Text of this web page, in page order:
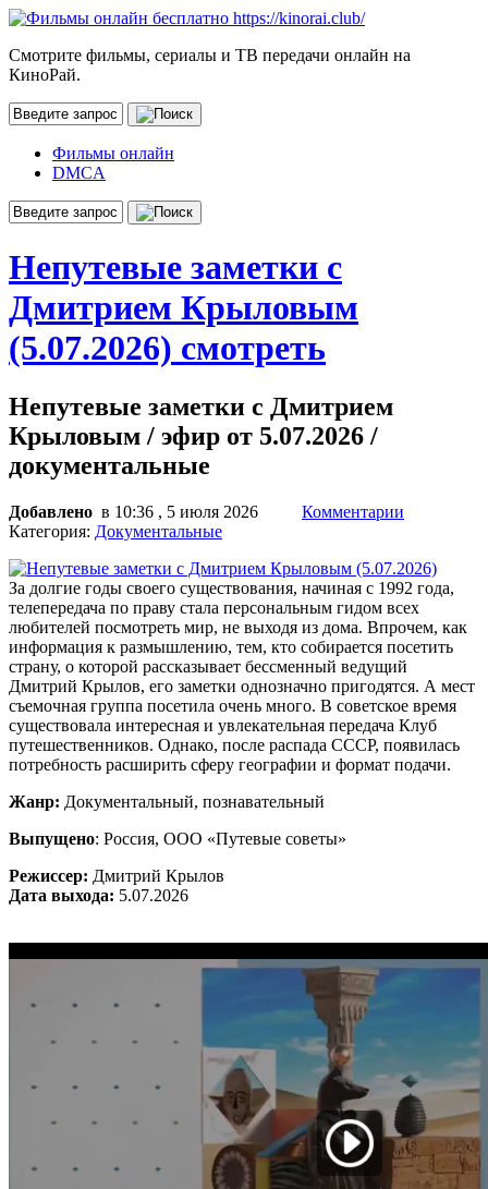
Смотрите фильмы, сериалы и ТВ передачи онлайн на
КиноРай.
Фильмы онлайн
DMCA
Непутевые заметки с
Дмитрием Крыловым
(5.07.2026) смотреть
Непутевые заметки с Дмитрием
Крыловым / эфир от 5.07.2026 /
документальные
Добавлено в 10:36 , 5 июля 2026
Комментарии
Категория: Документальные
За долгие годы своего существования, начиная с 1992 года,
телепередача по праву стала персональным гидом всех
любителей посмотреть мир, не выходя из дома. Впрочем, как
информация к размышлению, тем, кто собирается посетить
страну, о которой рассказывает бессменный ведущий
Дмитрий Крылов, его заметки однозначно пригодятся. А мест
съемочная группа посетила очень много. В советское время
существовала интересная и увлекательная передача Клуб
путешественников. Однако, после распада СССР, появилась
потребность расширить сферу географии и формат подачи.
Жанр: Документальный, познавательный
Выпущено: Россия, ООО «Путевые советы»
Режиссер: Дмитрий Крылов
Дата выхода: 5.07.2026